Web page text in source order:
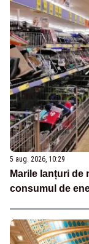
5 aug. 2026, 10:29
Marile lanțuri de
consumul de